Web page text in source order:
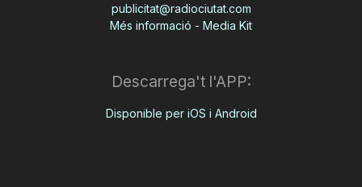
publicitat@radiociutat.com
Més informació - Media Kit
Descarrega't l'APP:
Disponible per iOS i Android